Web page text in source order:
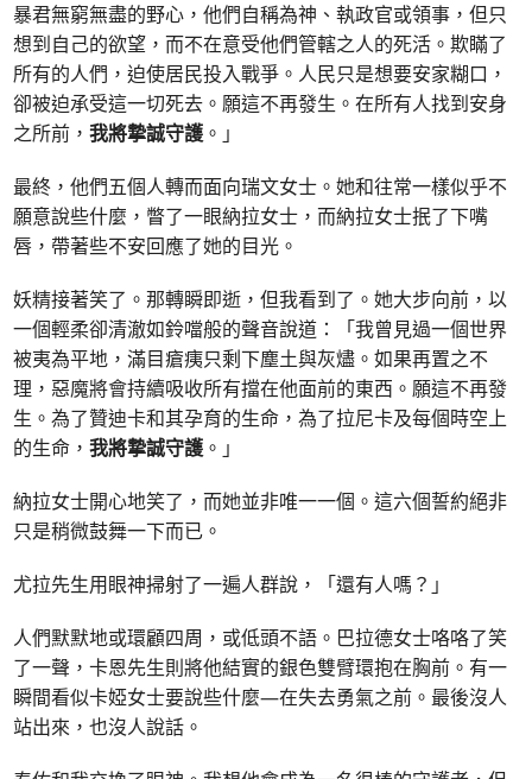
暴君無窮無盡的野心，他們自稱為神、執政官或領事，但只
想到自己的欲望，而不在意受他們管轄之人的死活。欺瞞了
所有的人們，迫使居民投入戰爭。人民只是想要安家糊口，
卻被迫承受這一切死去。願這不再發生。在所有人找到安身
之所前，我將摯誠守護 。」
最終，他們五個人轉而面向瑞文女士。她和往常一樣似乎不
願意說些什麼，瞥了一眼納拉女士，而納拉女士抿了下嘴
唇，帶著些不安回應了她的目光。
妖精接著笑了。那轉瞬即逝，但我看到了。她大步向前，以
一個輕柔卻清澈如鈴噹般的聲音說道：「我曾見過一個世界
被夷為平地，滿目瘡痍只剩下塵土與灰燼。如果再置之不
理，惡魔將會持續吸收所有擋在他面前的東西。願這不再發
生。為了贊迪卡和其孕育的生命，為了拉尼卡及每個時空上
的生命，我將摯誠守護 。」
納拉女士開心地笑了，而她並非唯一一個。這六個誓約絕非
只是稍微鼓舞一下而已。
尤拉先生用眼神掃射了一遍人群說，「還有人嗎？」
人們默默地或環顧四周，或低頭不語。巴拉德女士咯咯了笑
了一聲，卡恩先生則將他結實的銀色雙臂環抱在胸前。有一
瞬間看似卡婭女士要說些什麼—在失去勇氣之前。最後沒人
站出來，也沒人說話。